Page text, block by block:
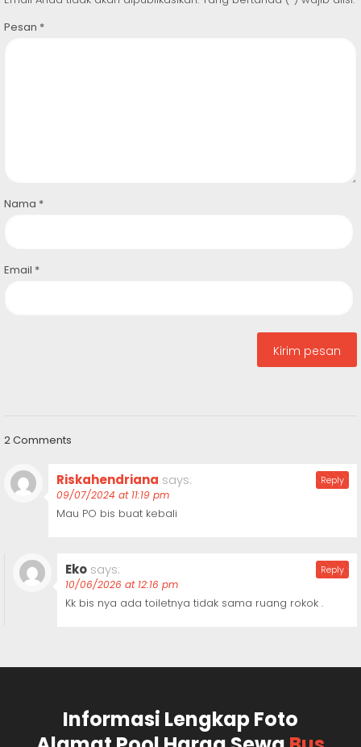
2 Comments
Riskahendriana says:
09/07/2024 at 11:19 pm
Mau PO bis buat kebali
Reply
Eko says:
10/06/2026 at 12:16 pm
Kk bis nya ada toiletnya tidak sama ruang rokok .
Reply
Pesan *
Nama *
Email *
Informasi Lengkap Foto